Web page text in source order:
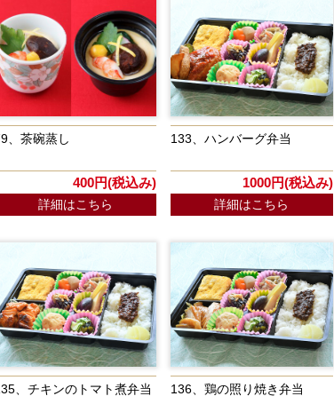
、茶碗蒸し
400円(税込み)
詳細はこちら
133、ハンバーグ弁当
1000円(税込み)
詳細はこちら
、チキンのトマト煮弁当 136、鶏の照り焼き弁当